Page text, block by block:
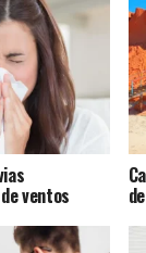
ventos